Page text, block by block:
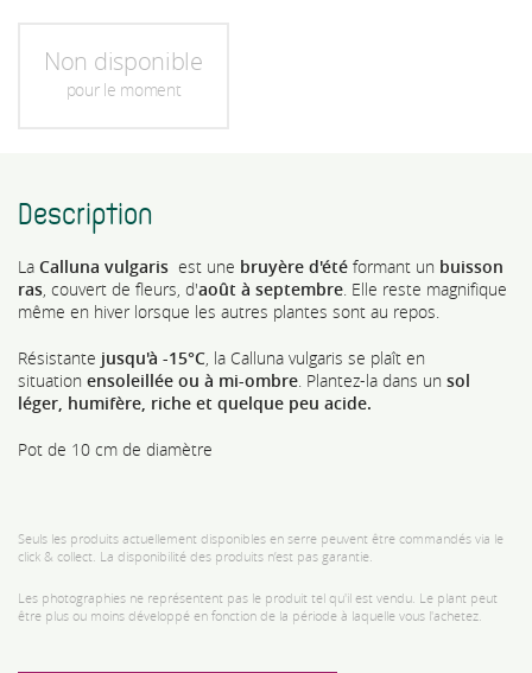
Non disponible
pour le moment
Description
La Calluna vulgaris est une bruyère d'été formant un buisson
ras , couvert de fleurs , d'août à septembre . Elle reste magnifique
même en hiver lorsque les autres plantes sont au repos.
Résistante jusqu'à -15°C , la Calluna vulgaris se plaît en
situation ensoleillée ou à mi-ombre . Plantez-la dans un sol
léger, humifère, riche et quelque peu acide.
Pot de 10 cm de diamètre
Seuls les produits actuellement disponibles en serre peuvent être commandés via le
click & collect. La disponibilité des produits n’est pas garantie.
Les photographies ne représentent pas le produit tel qu'il est vendu. Le plant peut
être plus ou moins développé en fonction de la période à laquelle vous l'achetez.